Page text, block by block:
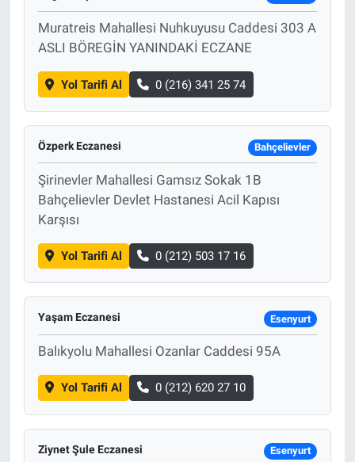
Muratreis Mahallesi Nuhkuyusu Caddesi 303 A
ASLI BÖREGİN YANINDAKİ ECZANE
Yol Tarifi Al 0 (216) 341 25 74
Özperk Eczanesi Bahçelievler
Şirinevler Mahallesi Gamsız Sokak 1B
Bahçelievler Devlet Hastanesi Acil Kapısı
Karşısı
Yol Tarifi Al 0 (212) 503 17 16
Yaşam Eczanesi Esenyurt
Balıkyolu Mahallesi Ozanlar Caddesi 95A
Yol Tarifi Al 0 (212) 620 27 10
Ziynet Şule Eczanesi Esenyurt